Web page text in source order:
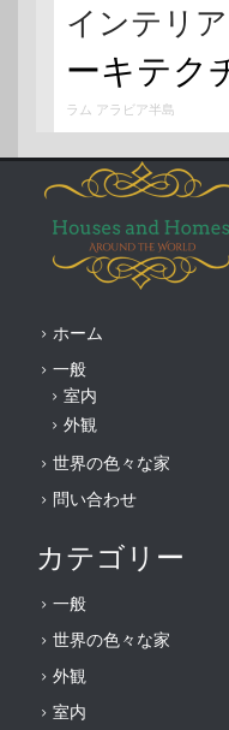
インテリア
ーキテク
ラム アラビア半島
ホーム
一般
室内
外観
世界の色々な家
問い合わせ
カテゴリー
一般
世界の色々な家
外観
室内